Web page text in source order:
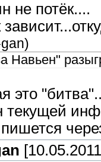
не потёк....
)
Навьен"
это
текущей